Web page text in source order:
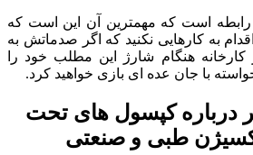
رابطه است که مهمترین آن این است که
به کارهایی نکنید که اگر صدماتش به
هنگام شارژ این مطلب خود را
با جان عده ای بازی خواهید کرد.
درباره کپسول های تحت
طبی و صنعتی